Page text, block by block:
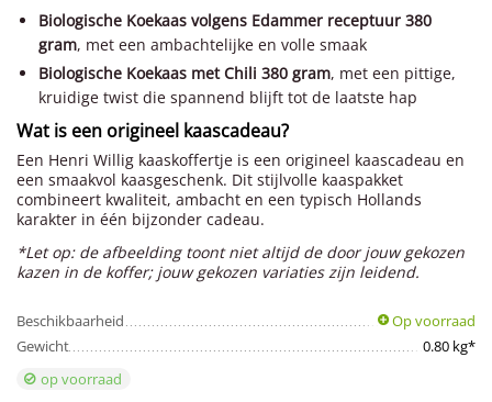
Biologische Koekaas volgens Edammer receptuur 380
gram, met een ambachtelijke en volle smaak
Biologische Koekaas met Chili 380 gram, met een pittige,
kruidige twist die spannend blijft tot de laatste hap
Wat is een origineel kaascadeau?
Een Henri Willig kaaskoffertje is een origineel kaascadeau en
een smaakvol kaasgeschenk. Dit stijlvolle kaaspakket
combineert kwaliteit, ambacht en een typisch Hollands
karakter in één bijzonder cadeau.
*Let op: de afbeelding toont niet altijd de door jouw gekozen
kazen in de koffer; jouw gekozen variaties zijn leidend.
Beschikbaarheid
Op voorraad
Gewicht
0.80 kg*
op voorraad